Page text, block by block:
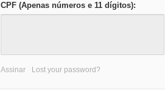
CPF (Apenas números e 11 dígitos):
Assinar Lost your password?